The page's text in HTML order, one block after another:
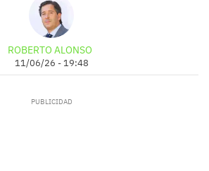
ROBERTO ALONSO
11/06/26 - 19:48